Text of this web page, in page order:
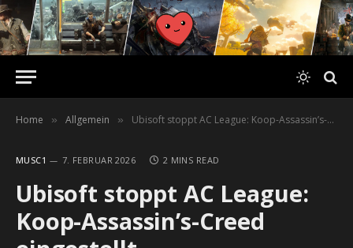
Home » Allgemein » Ubisoft stoppt AC League: Koop-Assassin’s-Creed eingestellt
MUSC1 7. FEBRUAR 2026 2 MINS READ
Ubisoft stoppt AC League:
Koop-Assassin’s-Creed